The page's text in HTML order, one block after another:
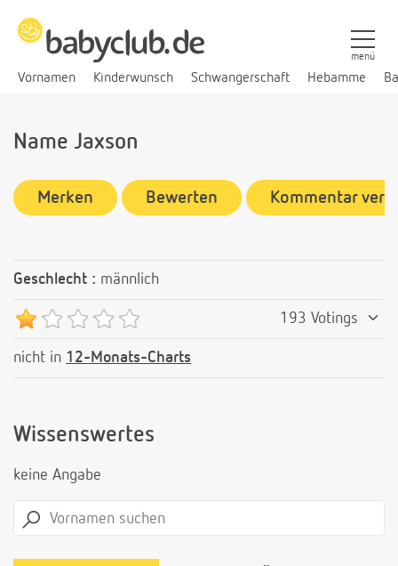
Vornamen Kinderwunsch Schwangerschaft Hebamme
menü
Name Jaxson
Merken Bewerten Kommentar
Geschlecht : männlich
193 Votings
nicht in 12-Monats-Charts
Wissenswertes
keine Angabe